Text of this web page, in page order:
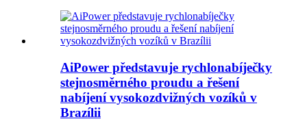
AiPower představuje rychlonabíječky
stejnosměrného proudu a řešení
nabíjení vysokozdvižných vozíků v
Brazílii